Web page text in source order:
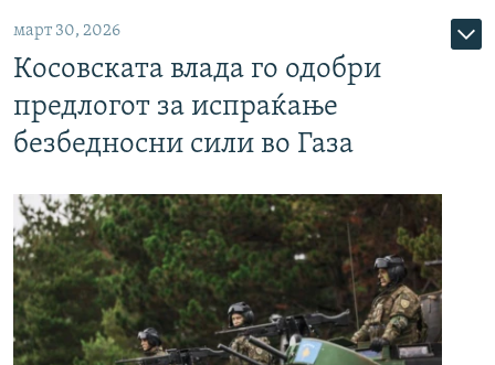
март 30, 2026
Косовската влада го одобри
предлогот за испраќање
безбедносни сили во Газа